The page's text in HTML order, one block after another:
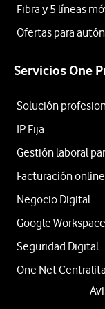
Fibra
¿Cómo
si
mi
fibra,
escribe
dirección
completa
tu
empresa
domicilio
donde
trabajas
Fibra y 5 líneas
Ofertas para
Servicios One
Solución
IP Fija
Gestión laboral
Facturación online
Negocio Digital
Google Workspace
Seguridad Digital
One Net